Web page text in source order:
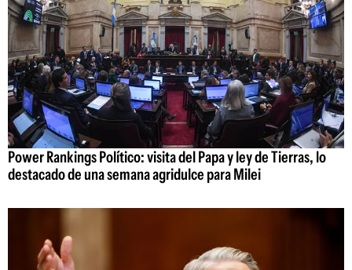
Power Rankings Político: visita del Papa y ley de Tierras, lo
destacado de una semana agridulce para Milei